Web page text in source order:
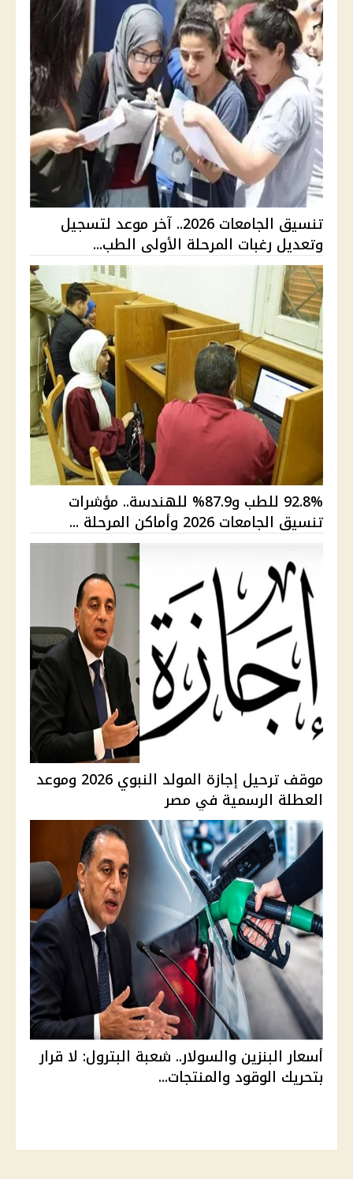
تنسيق الجامعات 2026.. آخر موعد لتسجيل
وتعديل رغبات المرحلة الأولى الطب...
92.8% للطب و87.9% للهندسة.. مؤشرات
تنسيق الجامعات 2026 وأماكن المرحلة ...
موقف ترحيل إجازة المولد النبوي 2026 وموعد
العطلة الرسمية في مصر
أسعار البنزين والسولار.. شعبة البترول: لا قرار
بتحريك الوقود والمنتجات...